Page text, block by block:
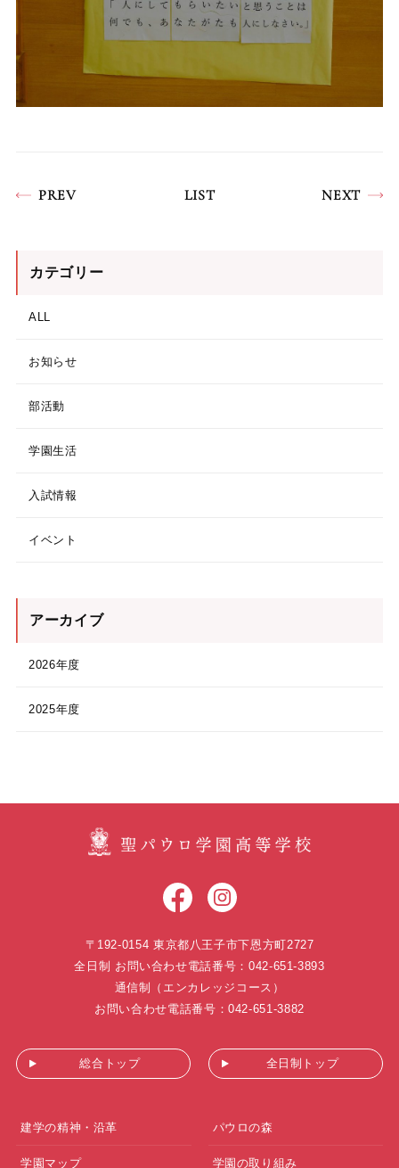
PREV LIST NEXT
カテゴリー
ALL
お知らせ
部活動
学園生活
入試情報
イベント
アーカイブ
2026年度
2025年度
〒192-0154 東京都八王子市下恩方町2727
全日制 お問い合わせ電話番号：042-651-3893
通信制（エンカレッジコース）
お問い合わせ電話番号：042-651-3882
総合トップ 全日制トップ
建学の精神・沿革 パウロの森
学園マップ 学園の取り組み